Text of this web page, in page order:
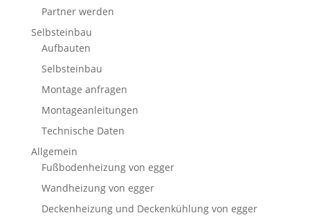
Partner werden
Selbsteinbau
Aufbauten
Selbsteinbau
Montage anfragen
Montageanleitungen
Technische Daten
Allgemein
Fußbodenheizung von egger
Wandheizung von egger
Deckenheizung und Deckenkühlung von egger